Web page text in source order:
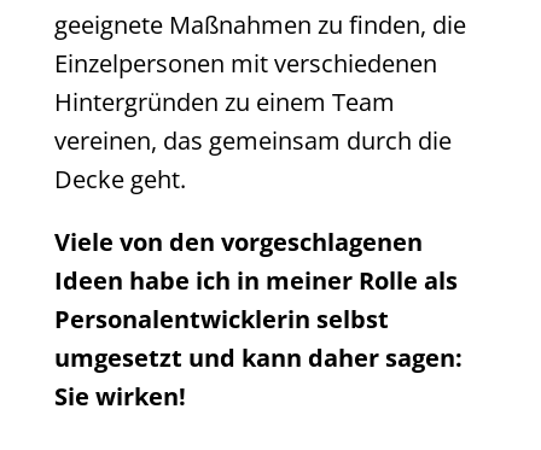
geeignete Maßnahmen zu finden, die
Einzelpersonen mit verschiedenen
Hintergründen zu einem Team
vereinen, das gemeinsam durch die
Decke geht.
Viele von den vorgeschlagenen
Ideen habe ich in meiner Rolle als
Personalentwicklerin selbst
umgesetzt und kann daher sagen:
Sie wirken!